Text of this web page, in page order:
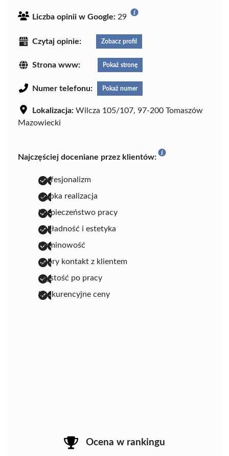
Liczba opinii w Google: 29
Czytaj opinie: Zobacz profil
Strona www: Pokaż stronę
Numer telefonu: Pokaż numer
Lokalizacja: Wilcza 105/107, 97-200 Tomaszów
Mazowiecki
Najczęściej doceniane przez klientów:
profesjonalizm
szybka realizacja
bezpieczeństwo pracy
dokładność i estetyka
terminowość
dobry kontakt z klientem
czystość po pracy
konkurencyjne ceny
Ocena w rankingu